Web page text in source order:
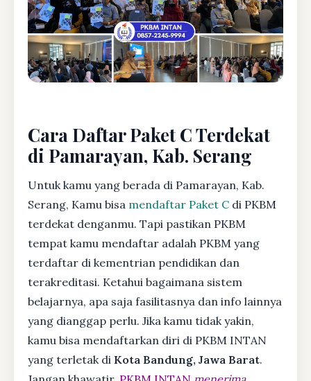
Cara Daftar Paket C Terdekat
di Pamarayan, Kab. Serang
Untuk kamu yang berada di Pamarayan, Kab.
Serang, Kamu bisa mendaftar Paket C di PKBM
terdekat denganmu. Tapi pastikan PKBM
tempat kamu mendaftar adalah PKBM yang
terdaftar di kementrian pendidikan dan
terakreditasi. Ketahui bagaimana sistem
belajarnya, apa saja fasilitasnya dan info lainnya
yang dianggap perlu. Jika kamu tidak yakin,
kamu bisa mendaftarkan diri di PKBM INTAN
yang terletak di Kota Bandung, Jawa Barat.